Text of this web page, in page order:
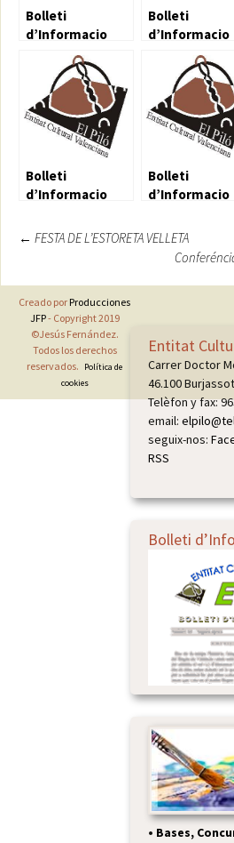
Bolleti
d’Informacio
Cultural 56
Bolleti
d’Informacio
Cultural 57
Bolleti
d’Informacio
Bolleti
d’Informacio
Navegación
entradas
← FESTA DE L’ESTORETA VELLETA
Entitat
Carrer Doctor
46.100 Burjassot
Telèfon y fax:
email:
seguix-nos:
RSS
Bolleti
• Bases,
Creado por Producciones
JFP- Copyright 2019
©Jesús Fernández.
Todos los derechos
reservados.
Política de
cookies